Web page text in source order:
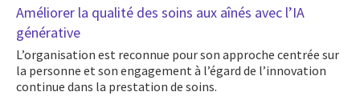
Améliorer la qualité des soins aux aînés avec l’IA
générative
L’organisation est reconnue pour son approche centrée sur
la personne et son engagement à l’égard de l’innovation
continue dans la prestation de soins.